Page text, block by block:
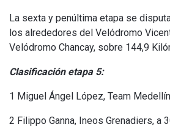
La sexta y penúltima etapa se
los alrededores del Velódromo
Velódromo Chancay, sobre 144,9
Clasificación etapa 5:
1 Miguel Ángel López, Team
2 Filippo Ganna, Ineos Grenadiers, a